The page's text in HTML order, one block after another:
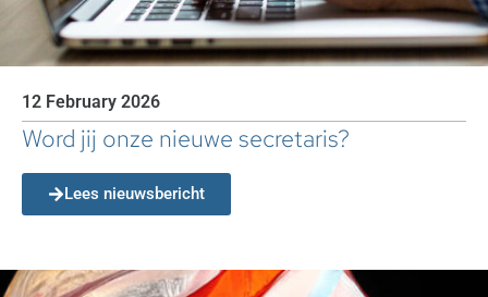
12 February 2026
Word jij onze nieuwe secretaris?
Lees nieuwsbericht